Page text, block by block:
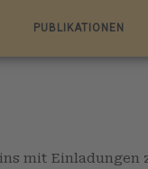
PUBLIKATIONEN
mit